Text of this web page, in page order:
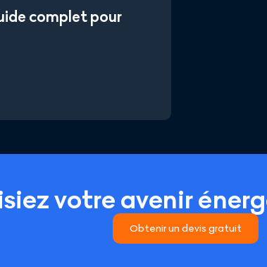
complet pour
votre avenir
Obtenir un devis gratuit